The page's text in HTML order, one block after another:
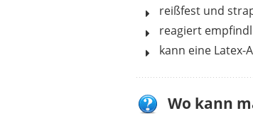
reißfest und
reagiert
kann eine Latex-
Wo kann